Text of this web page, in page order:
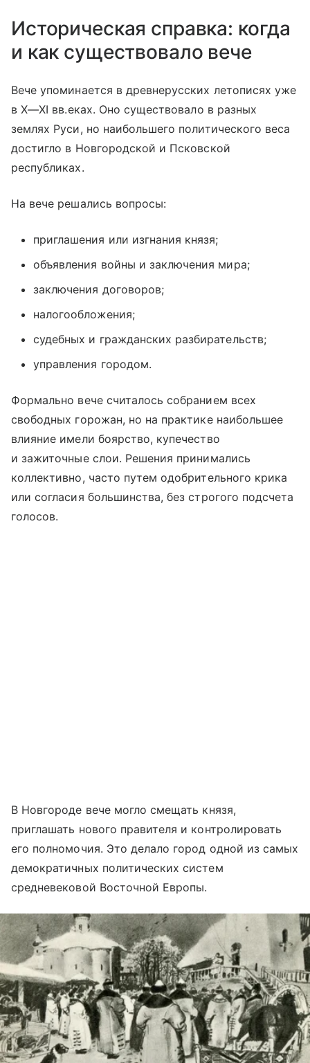
Историческая справка: когда
и как существовало вече
Вече упоминается в древнерусских летописях уже
вX—XI вв.еках. Оно существовало в разных
землях Руси, но наибольшего политического веса
достигло в Новгородской и Псковской
республиках.
На вече решались вопросы:
приглашения или изгнания князя;
объявления войны и заключения мира;
заключения договоров;
налогообложения;
судебных и гражданских разбирательств;
управления городом.
Формально вече считалось собранием всех
свободных горожан, но на практике наибольшее
влияние имели боярство, купечество
и зажиточные слои. Решения принимались
коллективно, часто путем одобрительного крика
или согласия большинства, без строгого подсчета
голосов.
В Новгороде вече могло смещать князя,
приглашать нового правителя и контролировать
его полномочия. Это делало город одной из самых
демократичных политических систем
средневековой Восточной Европы.